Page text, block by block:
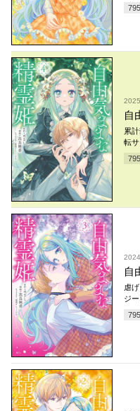
795
自
累
転
795
自
虐
ジ
795